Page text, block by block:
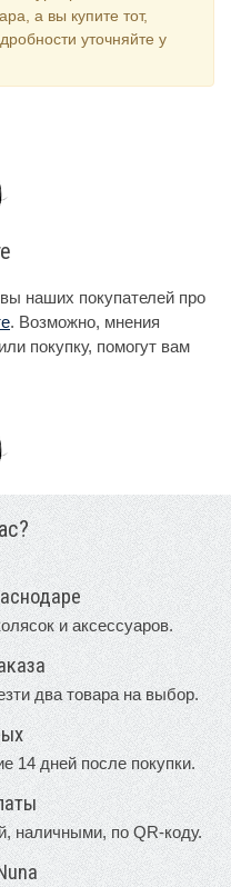
а вы купите тот,
уточняйте у
наших покупателей про
. Возможно, мнения
покупку, помогут вам
и аксессуаров.
два товара на выбор.
14 дней после покупки.
наличными, по QR-коду.